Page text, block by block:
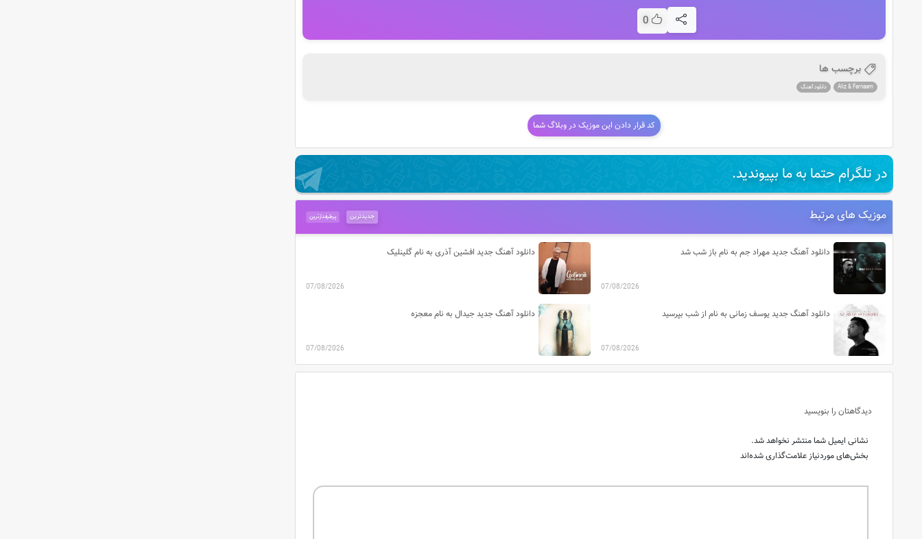
0
برچسب ها
Aliz & Farnaam دانلود آهنگ
کد قرار دادن این موزیک در وبلاگ شما
در تلگرام حتما به ما بپیوندید.
موزیک های مرتبط پرطرفدارترین جدیدترین
دانلود آهنگ جدید مهراد جم به نام باز شب شد
07/08/2026
دانلود آهنگ جدید افشین آذری به نام گلینلیک
07/08/2026
دانلود آهنگ جدید یوسف زمانی به نام از شب بپرسید
07/08/2026
دانلود آهنگ جدید جیدال به نام معجزه
07/08/2026
دیدگاهتان را بنویسید
نشانی ایمیل شما منتشر نخواهد شد.
بخش‌های موردنیاز علامت‌گذاری شده‌اند